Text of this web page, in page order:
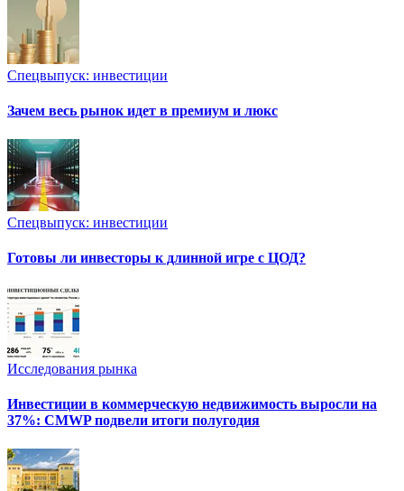
Спецвыпуск: инвестиции
Зачем весь рынок идет в премиум и люкс
Спецвыпуск: инвестиции
Готовы ли инвесторы к длинной игре с ЦОД?
Исследования рынка
Инвестиции в коммерческую недвижимость выросли на
37%: CMWP подвели итоги полугодия